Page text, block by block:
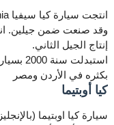
إنتاج الجيل الثاني.
بكثره في الأردن ومصر
كيا أوبتيما